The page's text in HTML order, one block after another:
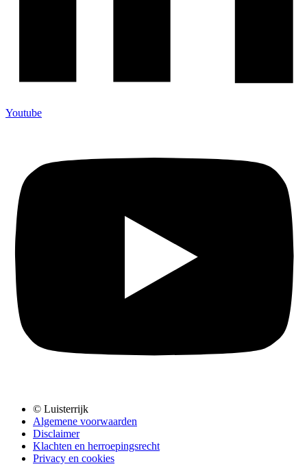
Youtube
© Luisterrijk
Algemene voorwaarden
Disclaimer
Klachten en herroepingsrecht
Privacy en cookies